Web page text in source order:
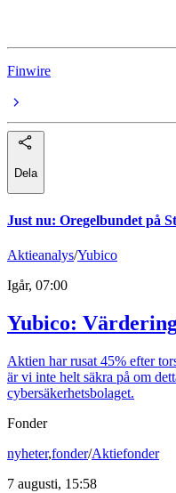
Finwire
Dela
Just nu: Oregelbundet på
Aktieanalys/Yubico
Igår, 07:00
Yubico:
Aktien har rusat 45% efter
är vi inte helt säkra på om
cybersäkerhetsbolaget.
Fonder
nyheter,fonder/Aktiefonder
7 augusti, 15:58